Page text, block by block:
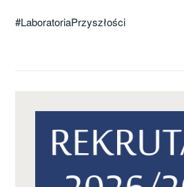
#LaboratoriaPrzyszłości